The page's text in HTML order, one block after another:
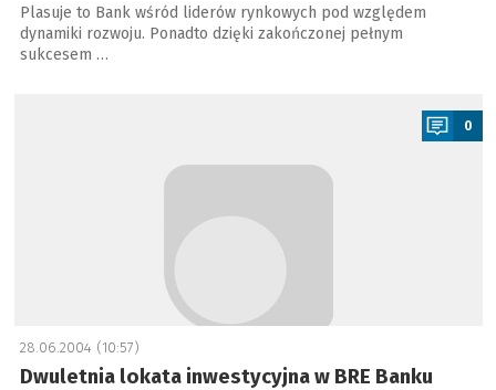
Plasuje to Bank wśród liderów rynkowych pod względem
dynamiki rozwoju. Ponadto dzięki zakończonej pełnym
sukcesem …
0
28.06.2004 (10:57)
Dwuletnia lokata inwestycyjna w BRE Banku